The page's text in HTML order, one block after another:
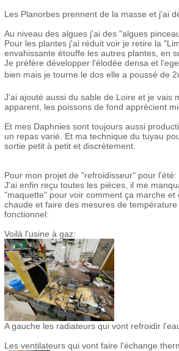
Les Planorbes prennent de la masse et j'ai
Au niveau des algues j'ai des "algues
Pour les plantes j'ai réduit voir je retire la
envahissante étouffe les autres plantes, en
Je préfère développer l'élodée densa et
bien mais je tourne le dos elle a poussé de
J'ai ajouté aussi du sable de Loire et je vais
apparent, les poissons de fond apprécient
Et mes Daphnies sont toujours aussi
un repas varié. Et ma technique du tuyau
sortie petit à petit et discrètement.
Pour mon projet de "refroidisseur" pour l'été:
J'ai enfin reçu toutes les pièces, il me
"maquette" pour voir comment ça marche
chaude et faire des mesures de
fonctionnel:
Voilà l'usine à gaz:
A gauche les radiateurs qui vont refroidir
Les ventilateurs qui vont faire l'échange